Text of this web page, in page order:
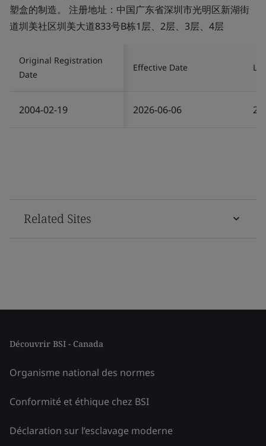
塑盒的制造。 注册地址：中国广东省深圳市光明区新湖街
道圳美社区圳美大道833号B栋1层、2层、3层、4层
Original Registration
Date
Effective Date
2004-02-19 2026-06-06
Related Sites
Découvrir BSI - Canada
Organisme national des normes
Conformité et éthique chez BSI
Déclaration sur l’esclavage moderne